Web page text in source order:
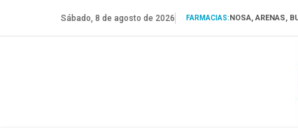
Sábado, 8 de agosto de 2026 FARMACIAS:NOSA, ARENAS,